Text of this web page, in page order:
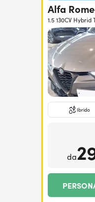
Alfa
1.5 130CV Hybrid
Ibrido
da